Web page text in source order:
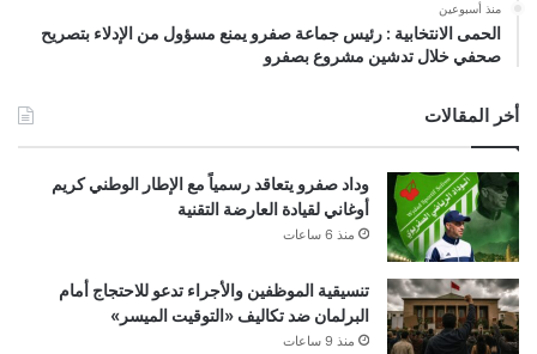
منذ أسبوعين
الحمى الانتخابية : رئيس جماعة صفرو يمنع مسؤول من الإدلاء بتصريح
صحفي خلال تدشين مشروع بصفرو
أخر المقالات
وداد صفرو يتعاقد رسمياً مع الإطار الوطني كريم
أوغاني لقيادة العارضة التقنية
منذ 6 ساعات
تنسيقية الموظفين والأجراء تدعو للاحتجاج أمام
البرلمان ضد تكاليف «التوقيت الميسر»
منذ 9 ساعات